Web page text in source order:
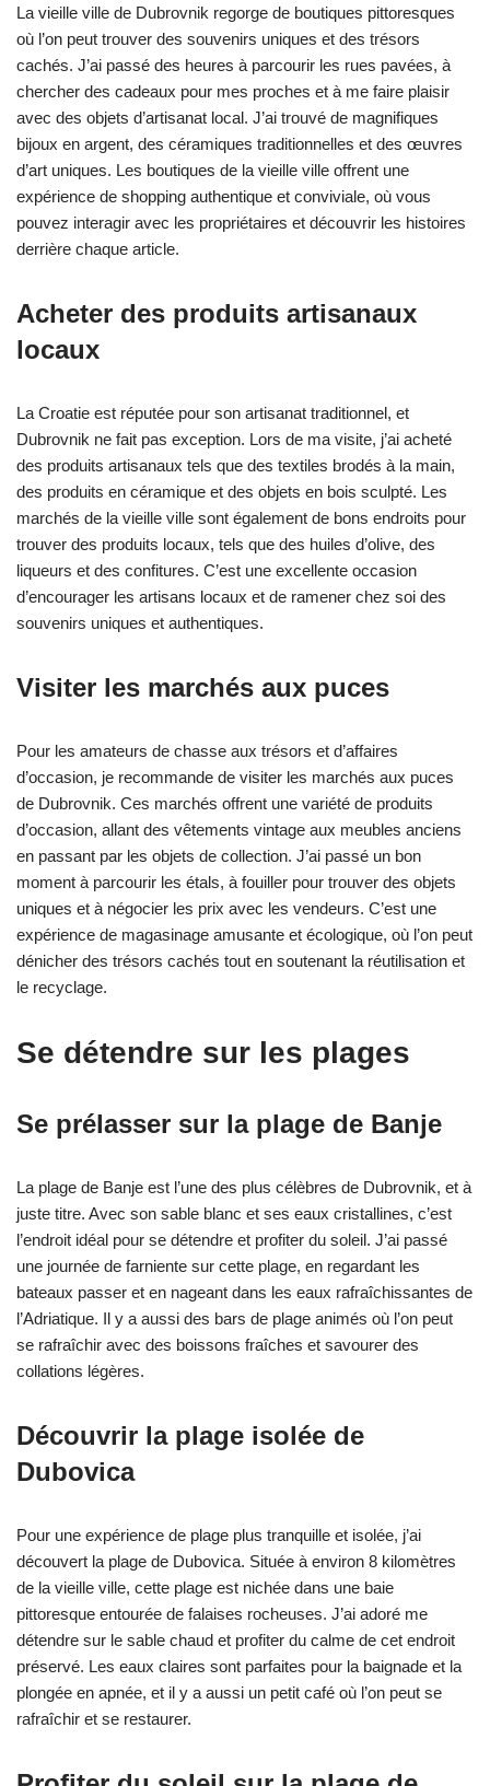
La vieille ville de Dubrovnik regorge de boutiques pittoresques
où l’on peut trouver des souvenirs uniques et des trésors
cachés. J’ai passé des heures à parcourir les rues pavées, à
chercher des cadeaux pour mes proches et à me faire plaisir
avec des objets d’artisanat local. J’ai trouvé de magnifiques
bijoux en argent, des céramiques traditionnelles et des œuvres
d’art uniques. Les boutiques de la vieille ville offrent une
expérience de shopping authentique et conviviale, où vous
pouvez interagir avec les propriétaires et découvrir les histoires
derrière chaque article.
Acheter des produits artisanaux
locaux
La Croatie est réputée pour son artisanat traditionnel, et
Dubrovnik ne fait pas exception. Lors de ma visite, j’ai acheté
des produits artisanaux tels que des textiles brodés à la main,
des produits en céramique et des objets en bois sculpté. Les
marchés de la vieille ville sont également de bons endroits pour
trouver des produits locaux, tels que des huiles d’olive, des
liqueurs et des confitures. C’est une excellente occasion
d’encourager les artisans locaux et de ramener chez soi des
souvenirs uniques et authentiques.
Visiter les marchés aux puces
Pour les amateurs de chasse aux trésors et d’affaires
d’occasion, je recommande de visiter les marchés aux puces
de Dubrovnik. Ces marchés offrent une variété de produits
d’occasion, allant des vêtements vintage aux meubles anciens
en passant par les objets de collection. J’ai passé un bon
moment à parcourir les étals, à fouiller pour trouver des objets
uniques et à négocier les prix avec les vendeurs. C’est une
expérience de magasinage amusante et écologique, où l’on peut
dénicher des trésors cachés tout en soutenant la réutilisation et
le recyclage.
Se détendre sur les plages
Se prélasser sur la plage de Banje
La plage de Banje est l’une des plus célèbres de Dubrovnik, et à
juste titre. Avec son sable blanc et ses eaux cristallines, c’est
l’endroit idéal pour se détendre et profiter du soleil. J’ai passé
une journée de farniente sur cette plage, en regardant les
bateaux passer et en nageant dans les eaux rafraîchissantes de
l’Adriatique. Il y a aussi des bars de plage animés où l’on peut
se rafraîchir avec des boissons fraîches et savourer des
collations légères.
Découvrir la plage isolée de
Dubovica
Pour une expérience de plage plus tranquille et isolée, j’ai
découvert la plage de Dubovica. Située à environ 8 kilomètres
de la vieille ville, cette plage est nichée dans une baie
pittoresque entourée de falaises rocheuses. J’ai adoré me
détendre sur le sable chaud et profiter du calme de cet endroit
préservé. Les eaux claires sont parfaites pour la baignade et la
plongée en apnée, et il y a aussi un petit café où l’on peut se
rafraîchir et se restaurer.